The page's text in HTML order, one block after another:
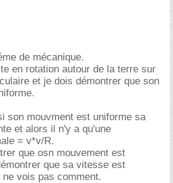
de mécanique.
en rotation autour de la terre sur
et je dois démontrer que son
son mouvment est uniforme sa
et alors il n'y a qu'une
= v*v/R.
que osn mouvement est
que sa vitesse est
vois pas comment.